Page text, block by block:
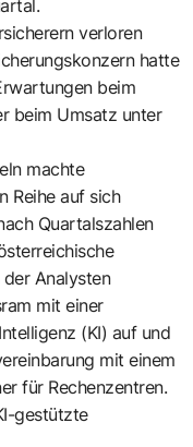
verloren
hatte
beim
beim Umsatz unter
machte
Reihe auf sich
Quartalszahlen
Analysten
mit einer
(KI) auf und
mit einem
für Rechenzentren.
gestützte